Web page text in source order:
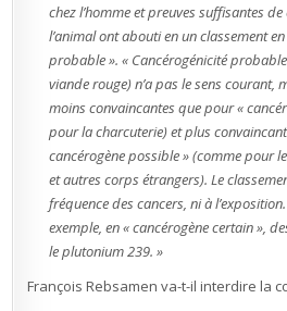
chez l’homme et preuves suffisantes
l’animal ont abouti en un classement
probable ». « Cancérogénicité
viande rouge) n’a pas le sens courant,
moins convaincantes que pour «
pour la charcuterie) et plus
cancérogène possible » (comme pour
et autres corps étrangers). Le
fréquence des cancers, ni à
exemple, en « cancérogène certain »,
le plutonium 239. »
François Rebsamen va-t-il interdire la